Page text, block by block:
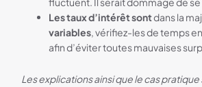
Les taux d’intérêt sontdans la
variables, vérifiez-les de temps
afin d’éviter toutes mauvaises
Les explications ainsi que le cas